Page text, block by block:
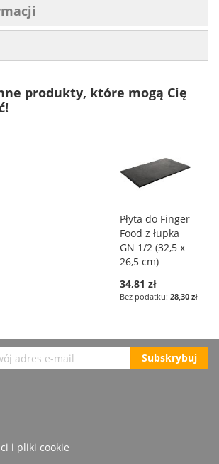
produkty, które mogą Cię
Płyta do Finger
Food z łupka
GN 1/2 (32,5 x
26,5 cm)
34,81 zł
28,30 zł
Subskrybuj
i pliki cookie